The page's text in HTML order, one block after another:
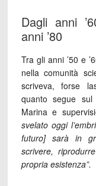
Dagli anni
anni ’80
Tra gli anni ’50 e
nella comunità
scriveva, forse
quanto segue sul
Marina e
svelato oggi
futuro] sarà in
scrivere,
propria esistenza”.